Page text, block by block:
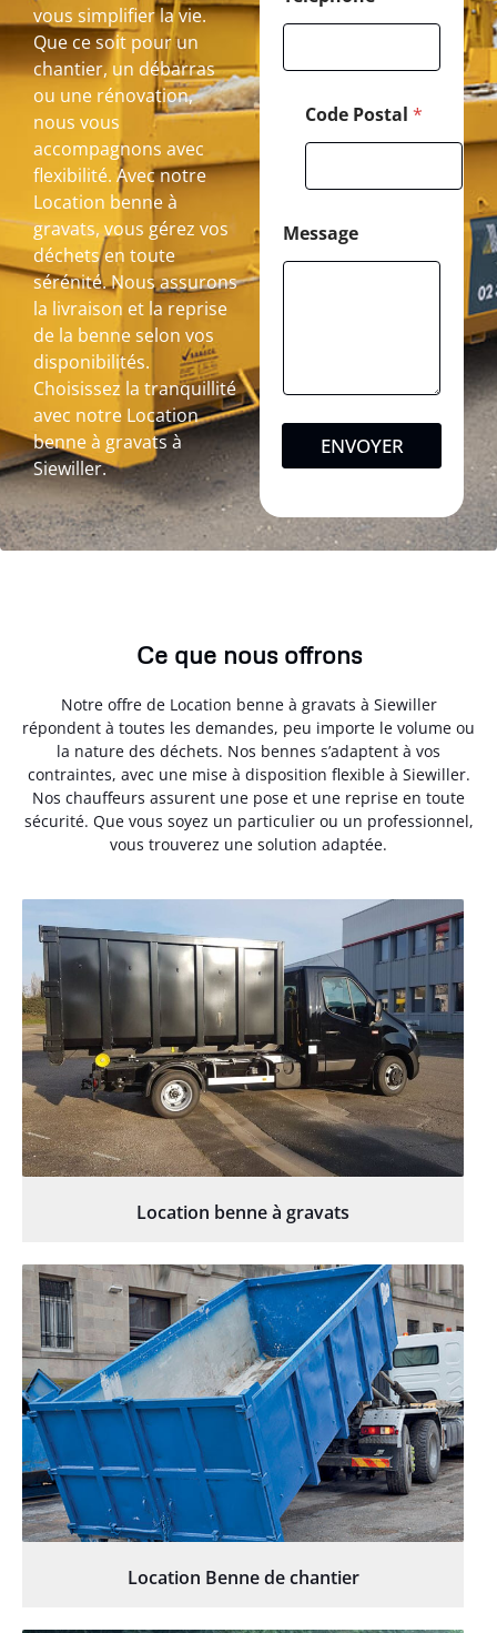
vous simplifier la vie.
Que ce soit pour un
chantier, un débarras
ou une rénovation,
nous vous
accompagnons avec
flexibilité. Avec notre
Location benne à
gravats, vous gérez vos
déchets en toute
sérénité. Nous assurons
la livraison et la reprise
de la benne selon vos
disponibilités.
Choisissez la tranquillité
avec notre Location
benne à gravats à
Siewiller.
Code Postal *
Message
ENVOYER
Ce que nous offrons
Notre offre de Location benne à gravats à Siewiller
répondent à toutes les demandes, peu importe le volume ou
la nature des déchets. Nos bennes s’adaptent à vos
contraintes, avec une mise à disposition flexible à Siewiller.
Nos chauffeurs assurent une pose et une reprise en toute
sécurité. Que vous soyez un particulier ou un professionnel,
vous trouverez une solution adaptée.
Location benne à gravats
Location Benne de chantier